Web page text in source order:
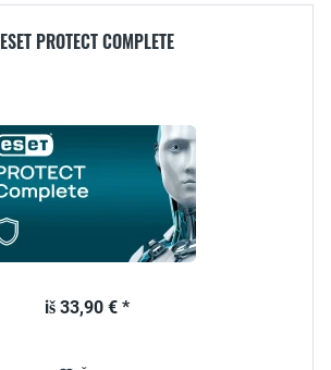
ESET PROTECT COMPLETE
iš 33,90 € *